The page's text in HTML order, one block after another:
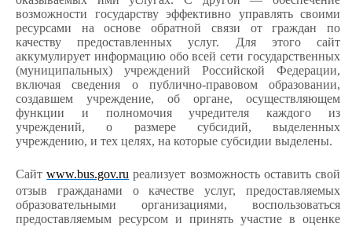
возможности государству эффективно управлять своими
ресурсами на основе обратной связи от граждан по
качеству предоставленных услуг. Для этого сайт
аккумулирует информацию обо всей сети государственных
(муниципальных) учреждений Российской Федерации,
включая сведения о публично-правовом образовании,
создавшем учреждение, об органе, осуществляющем
функции и полномочия учредителя каждого из
учреждений, о размере субсидий, выделенных
учреждению, и тех целях, на которые субсидии выделены.
Сайтwww.bus.gov.ru реализует возможность оставить свой
отзыв гражданами о качестве услуг, предоставляемых
образовательными организациями, воспользоваться
предоставляемым ресурсом и принять участие в оценке